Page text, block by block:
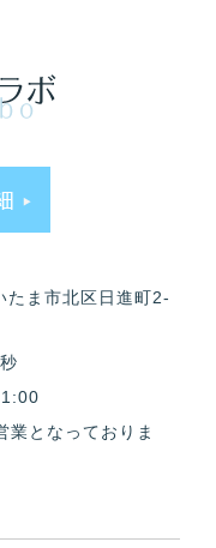
ま市北区日進町2-
となっておりま